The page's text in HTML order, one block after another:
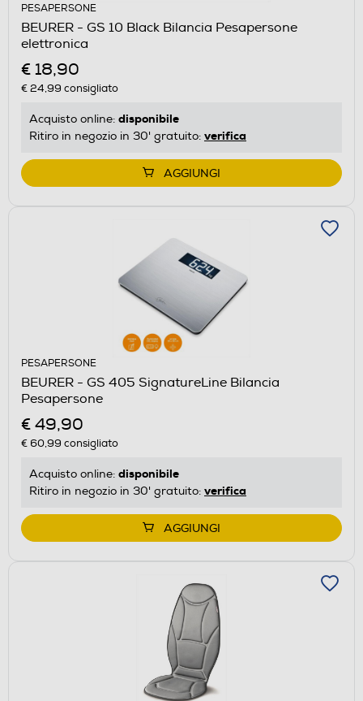
PESAPERSONE
BEURER - GS 10 Black Bilancia Pesapersone
elettronica
€ 18,90
€ 24,99 consigliato
Acquisto online: disponibile
Ritiro in negozio in 30' gratuito: verifica
AGGIUNGI
PESAPERSONE
BEURER - GS 405 SignatureLine Bilancia
Pesapersone
€ 49,90
€ 60,99 consigliato
Acquisto online: disponibile
Ritiro in negozio in 30' gratuito: verifica
AGGIUNGI